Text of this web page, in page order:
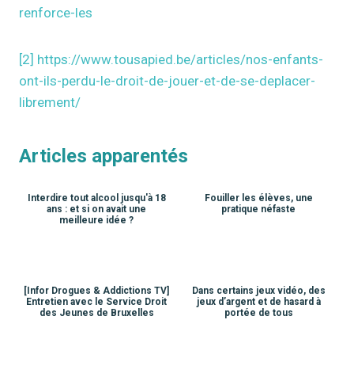
renforce-les
[2] https://www.tousapied.be/articles/nos-enfants-
ont-ils-perdu-le-droit-de-jouer-et-de-se-deplacer-
librement/
Articles apparentés
Interdire tout alcool jusqu'à 18
ans : et si on avait une
meilleure idée ?
Fouiller les élèves, une
pratique néfaste
[Infor Drogues & Addictions TV]
Entretien avec le Service Droit
des Jeunes de Bruxelles
Dans certains jeux vidéo, des
jeux d’argent et de hasard à
portée de tous